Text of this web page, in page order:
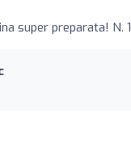
super preparata! N. 1